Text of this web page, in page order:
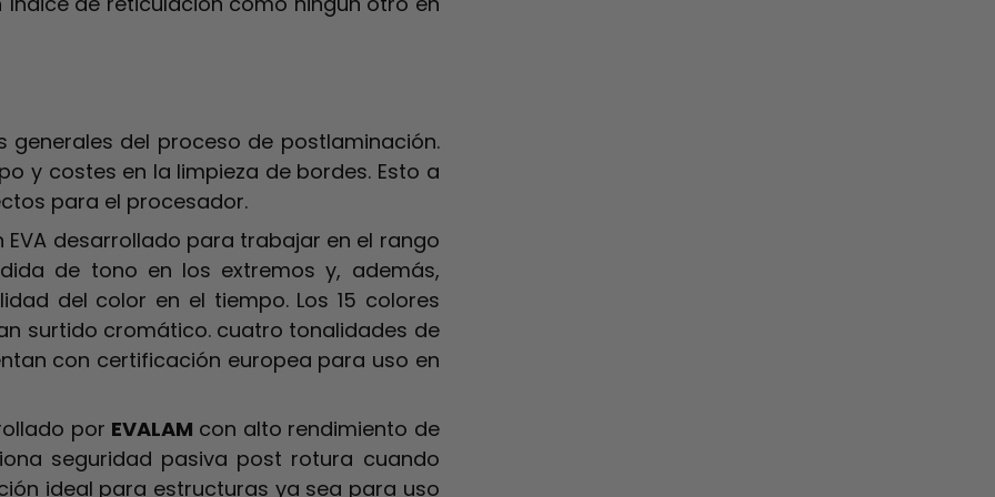
generales del proceso de postlaminación.
y costes en la limpieza de bordes. Esto a
para el procesador.
EVA desarrollado para trabajar en el rango
de tono en los extremos y, además,
del color en el tiempo. Los 15 colores
surtido cromático. cuatro tonalidades de
con certificación europea para uso en
por EVALAM con alto rendimiento de
seguridad pasiva post rotura cuando
ideal para estructuras ya sea para uso